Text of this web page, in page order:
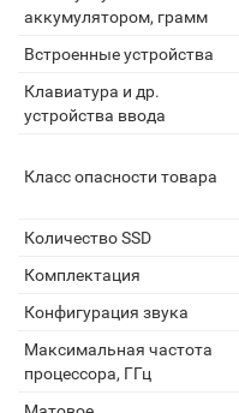
аккумулятором, грамм
Встроенные устройства
Клавиатура и др.
устройства ввода
Класс опасности товара
Количество SSD
Комплектация
Конфигурация звука
Максимальная частота
процессора, ГГц